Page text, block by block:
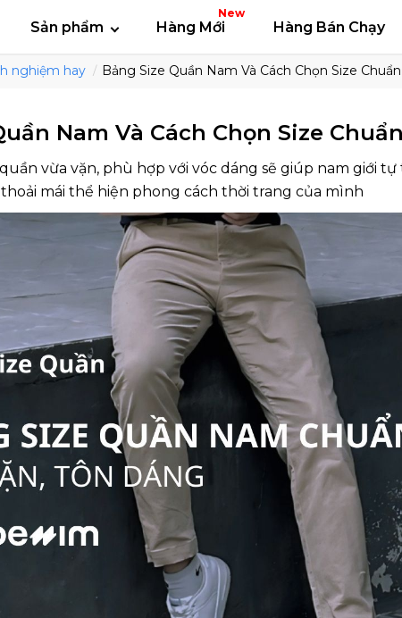
Sản phẩm Hàng Mới
New
Hàng Bán Chạy
nghiệm hay Bảng Size Quần Nam Và Cách Chọn Size
Nam Và Cách Chọn Size
vừa vặn, phù hợp với vóc dáng sẽ giúp nam giới
thoải mái thể hiện phong cách thời trang của mình